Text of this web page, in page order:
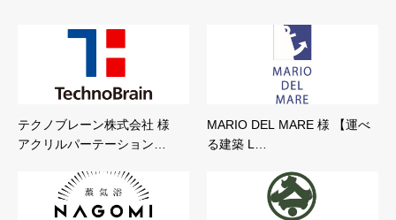
テクノブレーン株式会社 様
アクリルパーテーション…
MARIO DEL MARE 様 【運べ
る建築 L…